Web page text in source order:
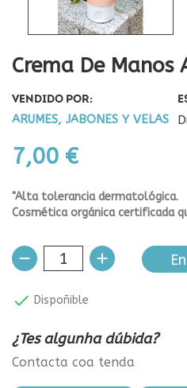
Crema De Manos
VENDIDO POR:
ARUMES, JABONES Y VELAS
7,00 €
"Alta tolerancia dermatológica.
Cosmética orgánica certificada
 Dispoñible
¿Tes algunha dúbida?
Contacta coa tenda